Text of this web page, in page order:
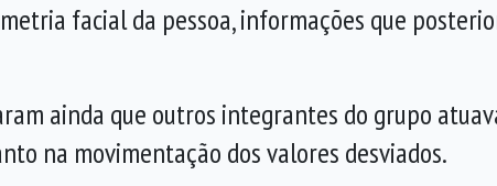
facial da pessoa, informações que
ainda que outros integrantes do grupo
na movimentação dos valores desviados.